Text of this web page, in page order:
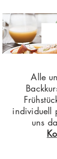
Alle
individuell
uns